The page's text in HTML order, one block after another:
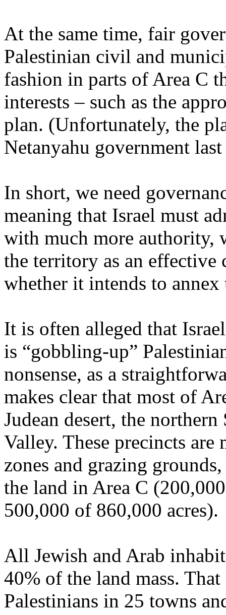
At the same time, fair
Palestinian civil and
fashion in parts of Area C
interests – such as the
plan. (Unfortunately, the
Netanyahu government
In short, we need
meaning that Israel must
with much more authority,
the territory as an effective
whether it intends to annex
It is often alleged that
is “gobbling-up”
nonsense, as a
makes clear that most of
Judean desert, the northern
Valley. These precincts are
zones and grazing
the land in Area C
500,000 of 860,000 acres).
All Jewish and Arab
40% of the land mass. That
Palestinians in 25 towns